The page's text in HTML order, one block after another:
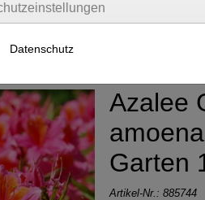
Azalee
Garten
Artikel-Nr.: 885744
Datenschutz